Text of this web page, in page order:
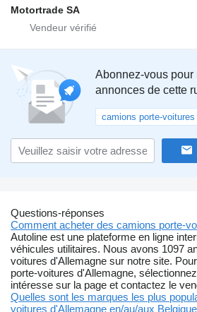
Motortrade SA
Abonnez-vous
annonces de cette
camions porte-voitures
Questions-réponses
Comment acheter des camions porte-
Autoline est une plateforme en ligne
véhicules utilitaires. Nous avons 1097
voitures d'Allemagne sur notre site.
porte-voitures d'Allemagne,
intéresse sur la page et contactez le
Quelles sont les marques les plus
voitures d'Allemagne en/au/aux